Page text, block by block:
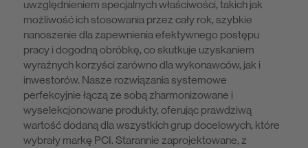
uwzględnieniem specjalnych właściwości, takich jak
możliwość ich stosowania przez cały rok, szybkie
nanoszenie dla zapewnienia efektywnego postępu
pracy i dogodną obróbkę, co skutkuje uzyskaniem
wyraźnych korzyści zarówno dla wykonawców, jak i
inwestorów. Nasze rozwiązania systemowe
perfekcyjnie łączą ze sobą zharmonizowane i
wyselekcjonowane produkty, oferując prawdziwą
wartość dodaną dla wszystkich grup docelowych, które
wybrały markę PCI. Starannie zaprojektowane, z